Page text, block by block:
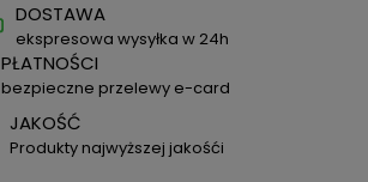
DOSTAWA
ekspresowa wysyłka w 24h
PŁATNOŚCI
bezpieczne przelewy e-card
JAKOŚĆ
Produkty najwyższej jakośći